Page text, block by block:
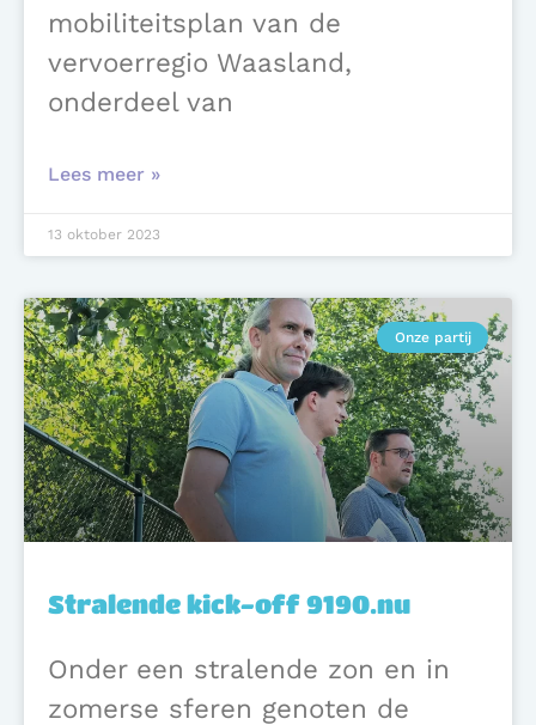
mobiliteitsplan van de
vervoerregio Waasland,
onderdeel van
Lees meer »
13 oktober 2023
Onze partij
Stralende kick-off 9190.nu
Onder een stralende zon en in
zomerse sferen genoten de